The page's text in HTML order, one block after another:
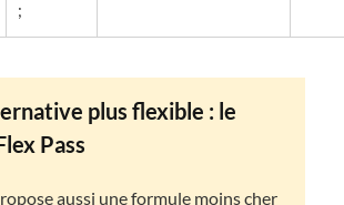
;
plus flexible : le
Pass
aussi une formule moins cher